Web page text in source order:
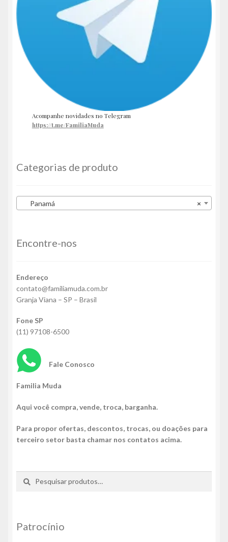
Acompanhe novidades no Telegram
https://t.me/FamiliaMuda
Categorias de produto
×
Panamá
Encontre-nos
Endereço
contato@familiamuda.com.br
Granja Viana – SP – Brasil
Fone SP
(11) 97108-6500
Fale Conosco
Familia Muda
Aqui você compra, vende, troca, barganha.
Para propor ofertas, descontos, trocas, ou doações para
terceiro setor basta chamar nos contatos acima.
Pesquisar
Pesquisar
Patrocínio